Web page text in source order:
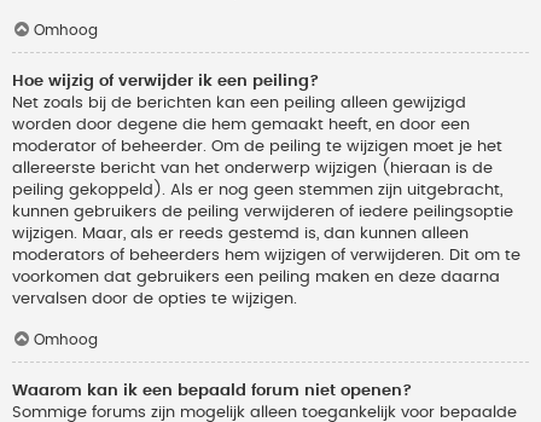
Omhoog
Hoe wijzig of verwijder ik een peiling?
Net zoals bij de berichten kan een peiling alleen gewijzigd
worden door degene die hem gemaakt heeft, en door een
moderator of beheerder. Om de peiling te wijzigen moet je het
allereerste bericht van het onderwerp wijzigen (hieraan is de
peiling gekoppeld). Als er nog geen stemmen zijn uitgebracht,
kunnen gebruikers de peiling verwijderen of iedere peilingsoptie
wijzigen. Maar, als er reeds gestemd is, dan kunnen alleen
moderators of beheerders hem wijzigen of verwijderen. Dit om te
voorkomen dat gebruikers een peiling maken en deze daarna
vervalsen door de opties te wijzigen.
Omhoog
Waarom kan ik een bepaald forum niet openen?
Sommige forums zijn mogelijk alleen toegankelijk voor bepaalde